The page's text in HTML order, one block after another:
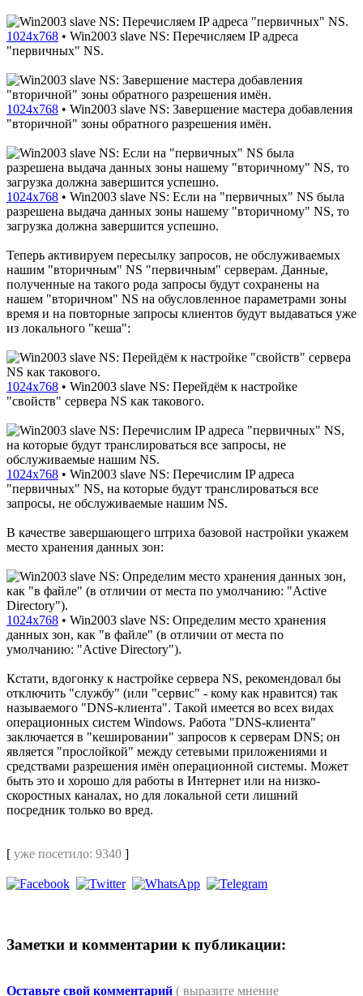
1024x768 • Win2003 slave NS: Перечисляем IP адреса
"первичных" NS.
1024x768 • Win2003 slave NS: Завершение мастера добавления
"вторичной" зоны обратного разрешения имён.
1024x768 • Win2003 slave NS: Если на "первичных" NS была
разрешена выдача данных зоны нашему "вторичному" NS, то
загрузка должна завершится успешно.
Теперь активируем пересылку запросов, не обслуживаемых
нашим "вторичным" NS "первичным" серверам. Данные,
полученные на такого рода запросы будут сохранены на
нашем "вторичном" NS на обусловленное параметрами зоны
время и на повторные запросы клиентов будут выдаваться уже
из локального "кеша":
1024x768 • Win2003 slave NS: Перейдём к настройке
"свойств" сервера NS как такового.
1024x768 • Win2003 slave NS: Перечислим IP адреса
"первичных" NS, на которые будут транслироваться все
запросы, не обслуживаемые нашим NS.
В качестве завершающего штриха базовой настройки укажем
место хранения данных зон:
1024x768 • Win2003 slave NS: Определим место хранения
данных зон, как "в файле" (в отличии от места по
умолчанию: "Active Directory").
Кстати, вдогонку к настройке сервера NS, рекомендовал бы
отключить "службу" (или "сервис" - кому как нравится) так
называемого "DNS-клиента". Такой имеется во всех видах
операционных систем Windows. Работа "DNS-клиента"
заключается в "кешировании" запросов к серверам DNS; он
является "прослойкой" между сетевыми приложениями и
средствами разрешения имён операционной системы. Может
быть это и хорошо для работы в Интернет или на низко-
скоростных каналах, но для локальной сети лишний
посредник только во вред.
[ уже посетило: 9340 ]
Заметки и комментарии к публикации:
Оставьте свой комментарий ( выразите мнение